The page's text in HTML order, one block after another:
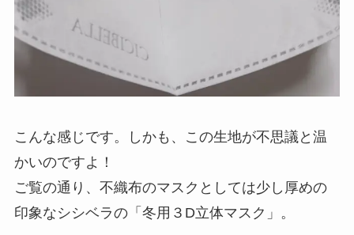
こんな感じです。しかも、この生地が不思議と温
かいのですよ！
ご覧の通り、不織布のマスクとしては少し厚めの
印象なシシベラの「冬用３D立体マスク」。